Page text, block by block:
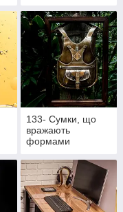
133- Сумки, що
вражають
формами